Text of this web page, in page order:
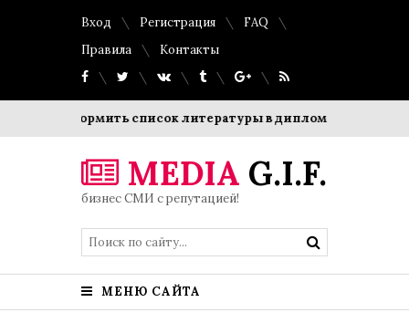
Вход Регистрация
FAQ
Правила
Контакты
список литературы в дипломной работе:
MEDIA G.I.F.
бизнес СМИ с репутацией!
МЕНЮ САЙТА